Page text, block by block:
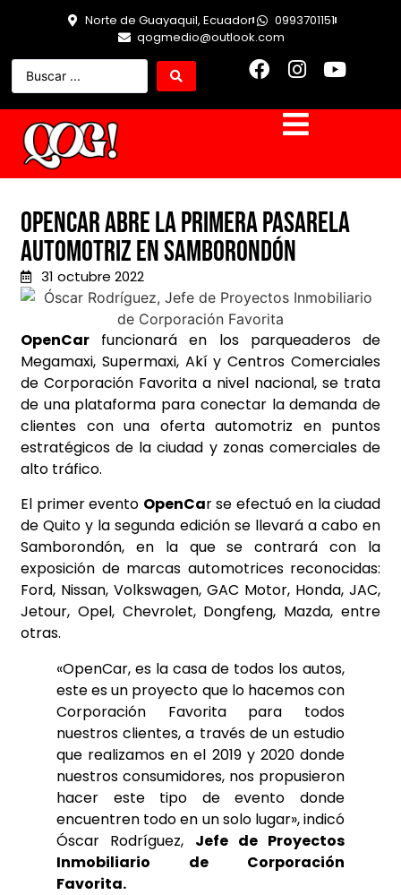
Norte de Guayaquil, Ecuador
0993701151
qogmedio@outlook.com
OpenCar abre la primera pasarela
automotriz en Samborondón
31 octubre 2022
OpenCar funcionará en los parqueaderos de
Megamaxi, Supermaxi, Akí y Centros Comerciales
de Corporación Favorita a nivel nacional, se trata
de una plataforma para conectar la demanda de
clientes con una oferta automotriz en puntos
estratégicos de la ciudad y zonas comerciales de
alto tráfico.
El primer evento OpenCar se efectuó en la ciudad
de Quito y la segunda edición se llevará a cabo en
Samborondón, en la que se contrará con la
exposición de marcas automotrices reconocidas:
Ford, Nissan, Volkswagen, GAC Motor, Honda, JAC,
Jetour, Opel, Chevrolet, Dongfeng, Mazda, entre
otras.
«OpenCar, es la casa de todos los autos,
este es un proyecto que lo hacemos con
Corporación Favorita para todos
nuestros clientes, a través de un estudio
que realizamos en el 2019 y 2020 donde
nuestros consumidores, nos propusieron
hacer este tipo de evento donde
encuentren todo en un solo lugar», indicó
Óscar Rodríguez, Jefe de Proyectos
Inmobiliario de Corporación
Favorita.